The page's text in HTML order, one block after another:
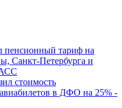
пенсионный тариф на
Санкт-Петербурга и
стоимость
в ДФО на 25% -